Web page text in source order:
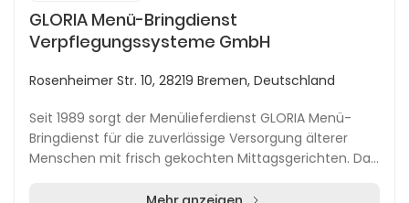
GLORIA Menü-Bringdienst
Verpflegungssysteme GmbH
Rosenheimer Str. 10, 28219 Bremen, Deutschland
Seit 1989 sorgt der Menülieferdienst GLORIA Menü-
Bringdienst für die zuverlässige Versorgung älterer
Menschen mit frisch gekochten Mittagsgerichten. Das